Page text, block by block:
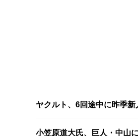
ヤクルト、6回途中に昨季
小笠原道大氏、巨人・中山